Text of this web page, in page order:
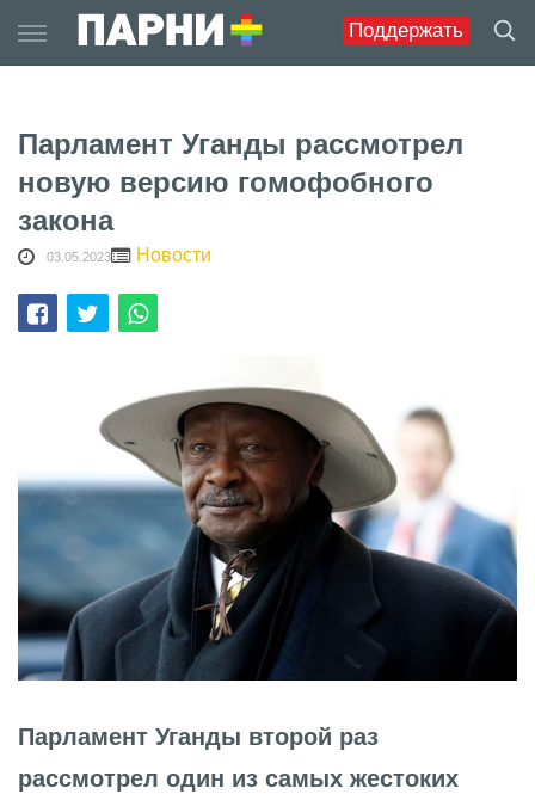
Поддержать
to
content
Парламент Уганды рассмотрел
новую версию гомофобного
закона
03.05.2023 Новости
Парламент Уганды второй раз
рассмотрел один из самых жестоких